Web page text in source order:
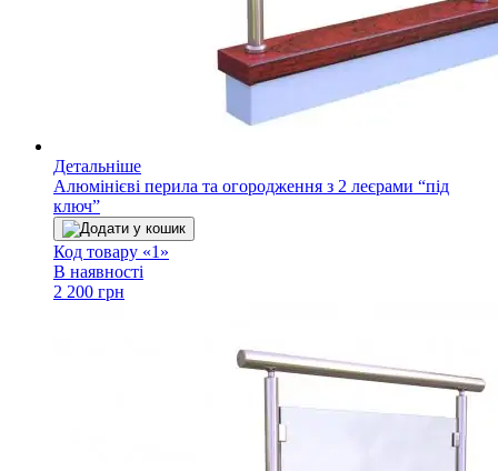
Детальніше
Алюмінієві перила та огородження з 2 леєрами “під
ключ”
Додати у кошик
Код товару «1»
В наявності
2 200 грн